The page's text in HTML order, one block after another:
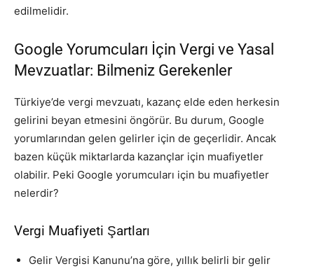
edilmelidir.
Google Yorumcuları İçin Vergi ve Yasal
Mevzuatlar: Bilmeniz Gerekenler
Türkiye’de vergi mevzuatı, kazanç elde eden herkesin
gelirini beyan etmesini öngörür. Bu durum, Google
yorumlarından gelen gelirler için de geçerlidir. Ancak
bazen küçük miktarlarda kazançlar için muafiyetler
olabilir. Peki Google yorumcuları için bu muafiyetler
nelerdir?
Vergi Muafiyeti Şartları
Gelir Vergisi Kanunu’na göre, yıllık belirli bir gelir